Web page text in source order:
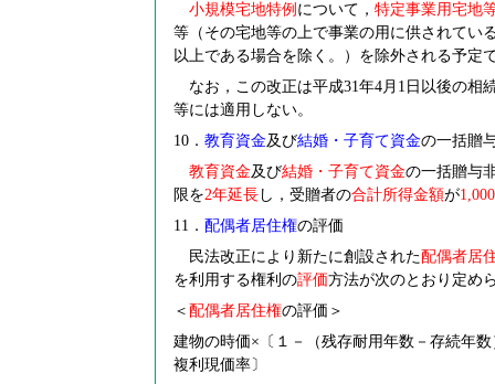
小規模宅地特例 について， 特定事業用宅地
等（その宅地等の上で事業の用に供されてい
以上である場合を除く。）を除外される予定
なお，この改正は平成31年4月1日以後の相
等には適用しない。
10 ． 教育資金及び結婚・子育て資金の一括贈
教育資金及び結婚・子育て資金の一括贈与
限を2年延長 し，受贈者の合計所得金額が1,000
11 ． 配偶者居住権の評価
民法改正により新たに創設された配偶者居
を利用する権利の評価方法が次のとおり定め
＜ 配偶者居住権の評価＞
建物の時価×〔１－（残存耐用年数－存続年
複利現価率〕